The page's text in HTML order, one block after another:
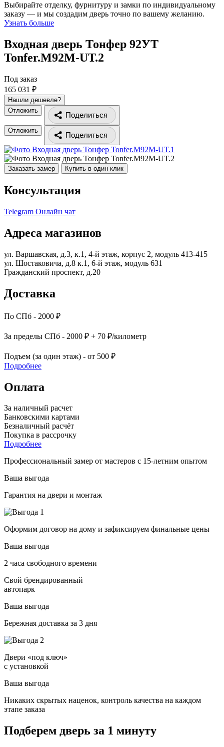
Выбирайте отделку, фурнитуру и замки по индивидуальному
заказу — и мы создадим дверь точно по вашему желанию.
Узнать больше
Входная дверь Тонфер 92УТ
Tonfer.M92M-UT.2
Под заказ
165 031 ₽
Нашли дешевле?
Отложить
Поделиться
Отложить
Поделиться
Заказать замер Купить в один клик
Консультация
Telegram Онлайн чат
Адреса магазинов
ул. Варшавская, д.3, к.1, 4-й этаж, корпус 2, модуль 413-415
ул. Шостаковича, д.8 к.1, 6-й этаж, модуль 631
Гражданский проспект, д.20
Доставка
По СПб - 2000 ₽
За пределы СПб - 2000 ₽ + 70 ₽/километр
Подъем (за один этаж) - от 500 ₽
Подробнее
Оплата
За наличный расчет
Банковскими картами
Безналичный расчёт
Покупка в рассрочку
Подробнее
Профессиональный замер от мастеров с 15-летним опытом
Ваша выгода
Гарантия на двери и монтаж
Оформим договор на дому и зафиксируем финальные цены
Ваша выгода
2 часа свободного времени
Свой брендированный
автопарк
Ваша выгода
Бережная доставка за 3 дня
Двери «под ключ»
с установкой
Ваша выгода
Никаких скрытых наценок, контроль качества на каждом
этапе заказа
Подберем дверь за 1 минуту